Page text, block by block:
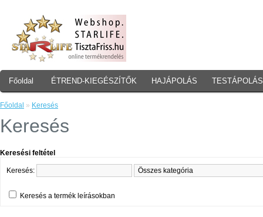
Főoldal ÉTREND-KIEGÉSZÍTŐK HAJÁPOLÁS TESTÁPOLÁS
Főoldal » Keresés
Keresés
Keresési feltétel
Keresés:
Keresés a termék leírásokban